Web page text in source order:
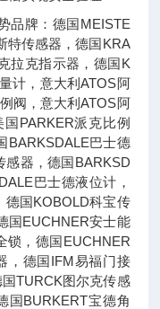
品牌：德国MEISTE
特传感器，德国KRA
拉克指示器，德国K
计，意大利ATOS阿
阀，意大利ATOS阿
PARKER派克比例
BARKSDALE巴士德
感器，德国BARKSD
巴士德液位计，
德国KOBOLD科宝传
国EUCHNER安士能
锁，德国EUCHNER
，德国IFM易福门接
TURCK图尔克传感
国BURKERT宝德角